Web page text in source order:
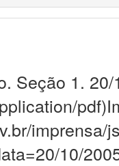
Seção 1.
pdf)
imprensa/
10/